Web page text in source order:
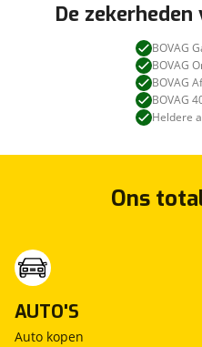
De zekerheden
BOVAG
BOVAG
BOVAG
BOVAG
Heldere
Ons
AUTO'S
Auto kopen